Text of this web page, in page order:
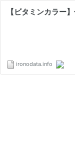
【ビタミンカラー
ironodata.info